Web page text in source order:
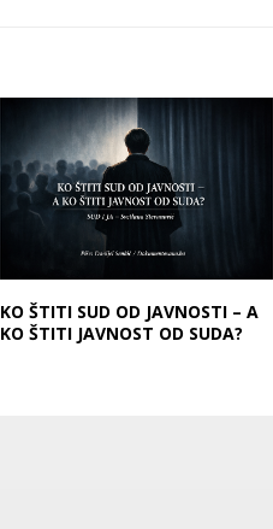
KO ŠTITI SUD OD JAVNOSTI – A
KO ŠTITI JAVNOST OD SUDA?